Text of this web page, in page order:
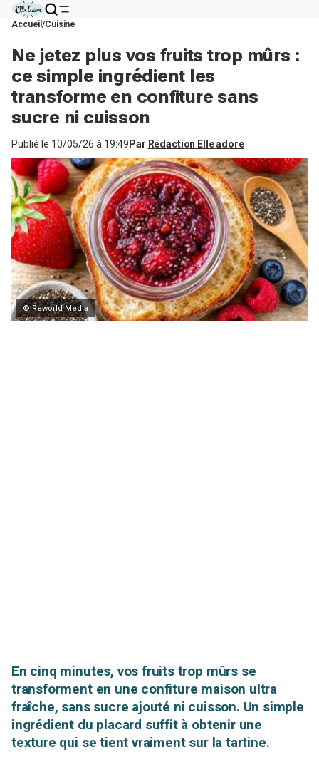
Accueil Cuisine
Ne jetez plus vos fruits trop mûrs :
ce simple ingrédient les
transforme en confiture sans
sucre ni cuisson
Publié le 10/05/26 à 19:49 Par Rédaction Elle adore
© Reworld Media
En cinq minutes, vos fruits trop mûrs se
transforment en une confiture maison ultra
fraîche, sans sucre ajouté ni cuisson. Un simple
ingrédient du placard suffit à obtenir une
texture qui se tient vraiment sur la tartine.